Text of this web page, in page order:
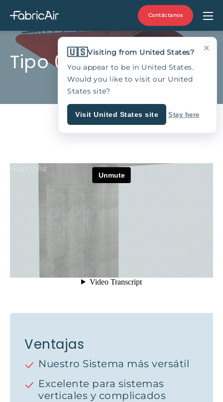
Contáctanos
Tipo 08
Ventajas
Nuestro Sistema más versátil
Excelente para sistemas
verticales y complicados
×
🇺🇸Visiting from United States?
You appear to be in United States.
Would you like to visit our United
States site?
Visit United States site Stay here